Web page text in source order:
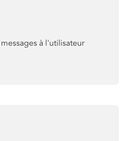
à l'utilisateur